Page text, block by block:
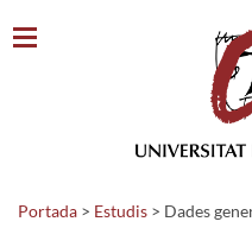
Portada > Estudis > Dades